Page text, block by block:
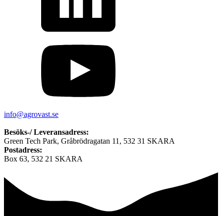
info@agrovast.se
Besöks-/ Leveransadress:
Green Tech Park, Gråbrödragatan 11, 532 31 SKARA
Postadress:
Box 63, 532 21 SKARA